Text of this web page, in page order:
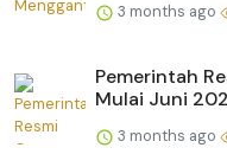
3 months ago
Pemerintah
Mulai Juni
3 months ago